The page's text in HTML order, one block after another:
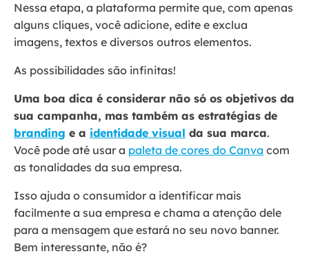
Nessa etapa, a plataforma permite que, com apenas
alguns cliques, você adicione, edite e exclua
imagens, textos e diversos outros elementos.
As possibilidades são infinitas!
Uma boa dica é considerar não só os objetivos da
sua campanha, mas também as estratégias de
branding e a identidade visual da sua marca.
Você pode até usar a paleta de cores do Canva com
as tonalidades da sua empresa.
Isso ajuda o consumidor a identificar mais
facilmente a sua empresa e chama a atenção dele
para a mensagem que estará no seu novo banner.
Bem interessante, não é?